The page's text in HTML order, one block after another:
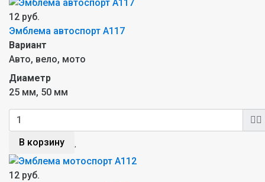
12 руб.
Эмблема автоспорт A117
Вариант
Авто, вело, мото
Диаметр
25 мм, 50 мм
В корзину
12 руб.